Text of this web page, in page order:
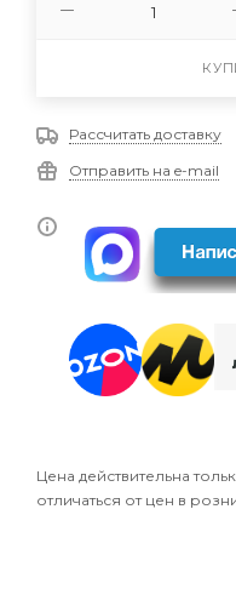
Рассчитать доставку
Отправить на e-mail
Цена действительна
отличаться от цен в